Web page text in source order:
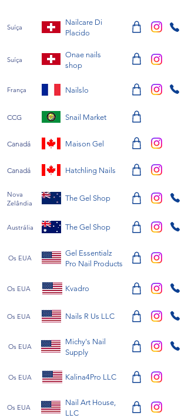
Suíça
Nailcare Di
Placido
Suíça
Onae nails
shop
França Nailslo
CCG Snail Market
Canadá Maison Gel
Canadá Hatchling Nails
Nova
Zelândia
The Gel Shop
Austrália The Gel Shop
Os EUA
Gel Essentialz
Pro Nail Products
Os EUA Kvadro
Os EUA Nails R Us LLC
Os EUA
Michy's Nail
Supply
Os EUA Kalina4Pro LLC
Os EUA
Nail Art House,
LLC